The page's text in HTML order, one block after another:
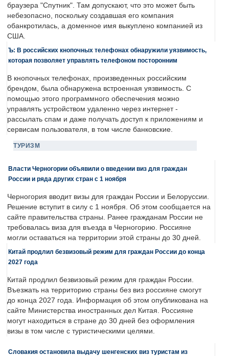
браузера "Спутник". Там допускают, что это может быть
небезопасно, поскольку создавшая его компания
обанкротилась, а доменное имя выкуплено компанией из
США.
Ъ: В российских кнопочных телефонах обнаружили уязвимость,
которая позволяет управлять телефоном посторонним
В кнопочных телефонах, произведенных российским
брендом, была обнаружена встроенная уязвимость. С
помощью этого программного обеспечения можно
управлять устройством удаленно через интернет -
рассылать спам и даже получать доступ к приложениям и
сервисам пользователя, в том числе банковские.
ТУРИЗМ
Власти Черногории объявили о введении виз для граждан
России и ряда других стран с 1 ноября
Черногория вводит визы для граждан России и Белоруссии.
Решение вступит в силу с 1 ноября. Об этом сообщается на
сайте правительства страны. Ранее гражданам России не
требовалась виза для въезда в Черногорию. Россияне
могли оставаться на территории этой страны до 30 дней.
Китай продлил безвизовый режим для граждан России до конца
2027 года
Китай продлил безвизовый режим для граждан России.
Въезжать на территорию страны без виз россияне смогут
до конца 2027 года. Информация об этом опубликована на
сайте Министерства иностранных дел Китая. Россияне
могут находиться в стране до 30 дней без оформления
визы в том числе с туристическими целями.
Словакия остановила выдачу шенгенских виз туристам из